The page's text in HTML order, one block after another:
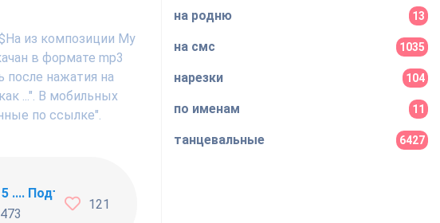
из композиции My
в формате mp3
после нажатия на
...". В мобильных
по ссылке".
.... Подъём !!!
121
на родню 13
на смс 1035
нарезки 104
по именам 11
танцевальные 6427